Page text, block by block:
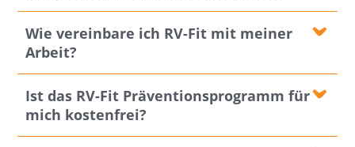
Wie vereinbare ich RV-Fit mit meiner
Arbeit?
Ist das RV-Fit Präventionsprogramm für
mich kostenfrei?